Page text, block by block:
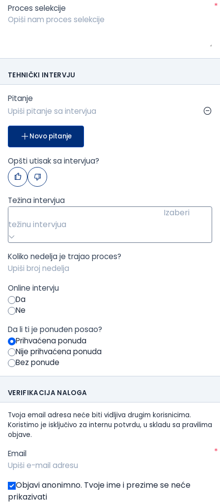
Proces selekcije *
TEHNIČKI INTERVJU
Pitanje
Novo pitanje
Opšti utisak sa intervjua?
Težina intervjua
Izaberi
težinu intervjua
Koliko nedelja je trajao proces?
Online intervju
Da
Ne
Da li ti je ponuđen posao?
Prihvaćena ponuda
Nije prihvaćena ponuda
Bez ponude
VERIFIKACIJA NALOGA
Tvoja email adresa neće biti vidljiva drugim korisnicima.
Koristimo je isključivo za internu potvrdu, u skladu sa pravilima
objave.
Email *
Objavi anonimno. Tvoje ime i prezime se neće
prikazivati